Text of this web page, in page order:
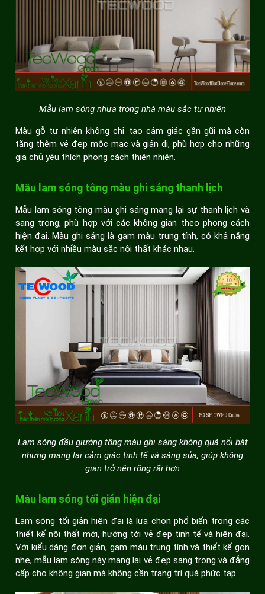
Mẫu lam sóng nhựa trong nhà màu sắc tự nhiên
Màu gỗ tự nhiên không chỉ tạo cảm giác gần gũi mà còn
tăng thêm vẻ đẹp mộc mạc và giản dị, phù hợp cho những
gia chủ yêu thích phong cách thiên nhiên.
Mẫu lam sóng tông màu ghi sáng thanh lịch
Mẫu lam sóng tông màu ghi sáng mang lại sự thanh lịch và
sang trọng, phù hợp với các không gian theo phong cách
hiện đại. Màu ghi sáng là gam màu trung tính, có khả năng
kết hợp với nhiều màu sắc nội thất khác nhau.
Lam sóng đầu giường tông màu ghi sáng không quá nổi bật
nhưng mang lại cảm giác tinh tế và sáng sủa, giúp không
gian trở nên rộng rãi hơn
Mẫu lam sóng tối giản hiện đại
Lam sóng tối giản hiện đại là lựa chọn phổ biến trong các
thiết kế nội thất mới, hướng tới vẻ đẹp tinh tế và hiện đại.
Với kiểu dáng đơn giản, gam màu trung tính và thiết kế gọn
nhẹ, mẫu lam sóng này mang lại vẻ đẹp sang trọng và đẳng
cấp cho không gian mà không cần trang trí quá phức tạp.